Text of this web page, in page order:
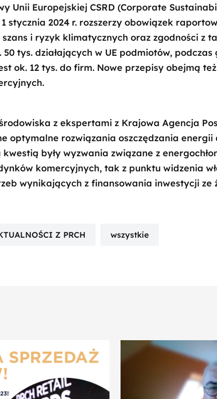
Unii Europejskiej CSRD (Corporate
stycznia 2024 r. rozszerzy obowiązek
i ryzyk klimatycznych oraz zgodności z
tys. działających w UE podmiotów,
ok. 12 tys. do firm. Nowe przepisy obejmą
z ekspertami z Krajowa Agencja
optymalne rozwiązania oszczędzania
były wyzwania związane z
komercyjnych, tak z punktu widzenia
wynikających z finansowania inwestycji ze
Z PRCH wszystkie